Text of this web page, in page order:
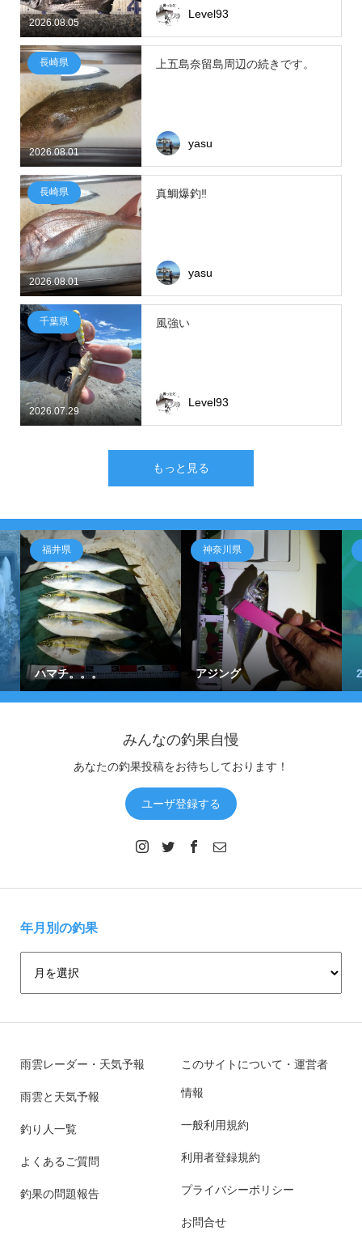
2026.08.05
Level93
2026.08.01
長崎県 上五島奈留島周辺の続きです。
yasu
2026.08.01
長崎県 真鯛爆釣‼
yasu
2026.07.29
千葉県 風強い
Level93
もっと見る
福井県
ハマチ。。。
神奈川県
アジング
みんなの釣果自慢
あなたの釣果投稿をお待ちしております！
ユーザ登録する
年月別の釣果
雨雲レーダー・天気予報
雨雲と天気予報
釣り人一覧
よくあるご質問
釣果の問題報告
このサイトについて・運営者
情報
一般利用規約
利用者登録規約
プライバシーポリシー
お問合せ